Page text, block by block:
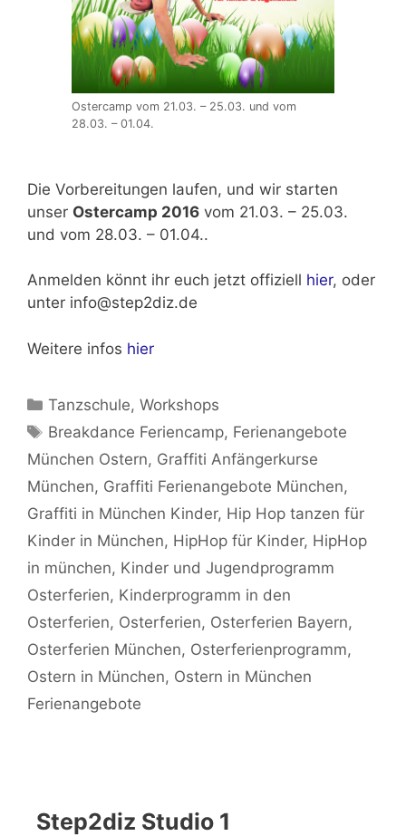
Ostercamp vom 21.03. – 25.03. und vom
28.03. – 01.04.
Die Vorbereitungen laufen, und wir starten
unser Ostercamp 2016 vom 21.03. – 25.03.
und vom 28.03. – 01.04..
Anmelden könnt ihr euch jetzt offiziell hier, oder
unter info@step2diz.de
Weitere infos hier
Kategorien
Tanzschule,Workshops
Schlagwörter
Breakdance Feriencamp, Ferienangebote
München Ostern, Graffiti Anfängerkurse
München, Graffiti Ferienangebote München,
Graffiti in München Kinder, Hip Hop tanzen für
Kinder in München, HipHop für Kinder, HipHop
in münchen, Kinder und Jugendprogramm
Osterferien, Kinderprogramm in den
Osterferien, Osterferien, Osterferien Bayern,
Osterferien München, Osterferienprogramm,
Ostern in München, Ostern in München
Ferienangebote
Step2diz Studio 1